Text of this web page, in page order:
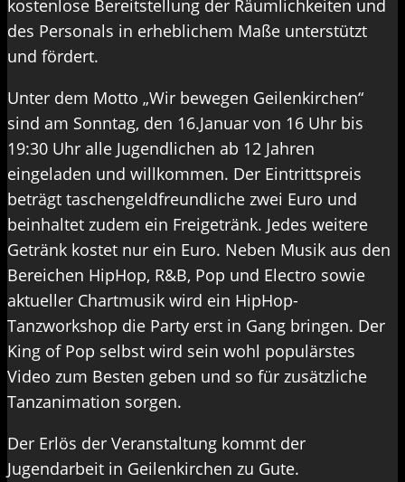
kostenlose Bereitstellung der Räumlichkeiten und
des Personals in erheblichem Maße unterstützt
und fördert.
Unter dem Motto „Wir bewegen Geilenkirchen“
sind am Sonntag, den 16.Januar von 16 Uhr bis
19:30 Uhr alle Jugendlichen ab 12 Jahren
eingeladen und willkommen. Der Eintrittspreis
beträgt taschengeldfreundliche zwei Euro und
beinhaltet zudem ein Freigetränk. Jedes weitere
Getränk kostet nur ein Euro. Neben Musik aus den
Bereichen HipHop, R&B, Pop und Electro sowie
aktueller Chartmusik wird ein HipHop-
Tanzworkshop die Party erst in Gang bringen. Der
King of Pop selbst wird sein wohl populärstes
Video zum Besten geben und so für zusätzliche
Tanzanimation sorgen.
Der Erlös der Veranstaltung kommt der
Jugendarbeit in Geilenkirchen zu Gute.